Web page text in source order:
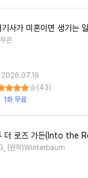
기사가 미혼이면 생기는 일
은
2026.07.19
(43)
1화 무료
더 로즈 가든(Into the
(원작)Winterbaum